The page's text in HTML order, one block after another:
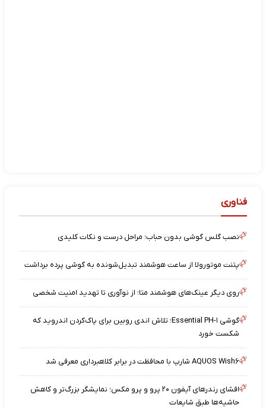
فناوری
نصب گلس گوشی بدون حباب؛ مراحل درست و نکات کلیدی
پتنت موتورولا از ساعت هوشمند تبدیل‌شونده به گوشی پرده برداشت
روی دیگر عینک‌های هوشمند متا؛ از نوآوری تا تهدید امنیت شخصی
گوشی Essential PH-۱؛ تلاش اندی روبین برای پاک‌کردن اندروید که
شکست خورد
AQUOS Wish۶ شارپ با محافظت در برابر کلاهبرداری معرفی شد
افشای رندرهای آیفون ۲۰ پرو و پرو مکس؛ نمایشگر بزرگ‌تر و کاهش
حاشیه‌ها طبق شایعات